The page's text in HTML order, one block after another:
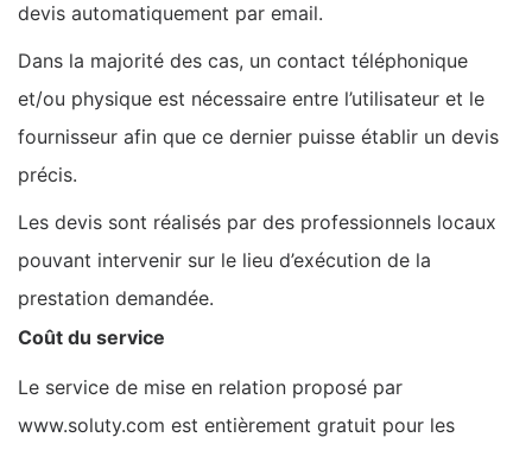
devis automatiquement par email.
Dans la majorité des cas, un contact téléphonique
et/ou physique est nécessaire entre l’utilisateur et le
fournisseur afin que ce dernier puisse établir un devis
précis.
Les devis sont réalisés par des professionnels locaux
pouvant intervenir sur le lieu d’exécution de la
prestation demandée.
Coût du service
Le service de mise en relation proposé par
www.soluty.com est entièrement gratuit pour les